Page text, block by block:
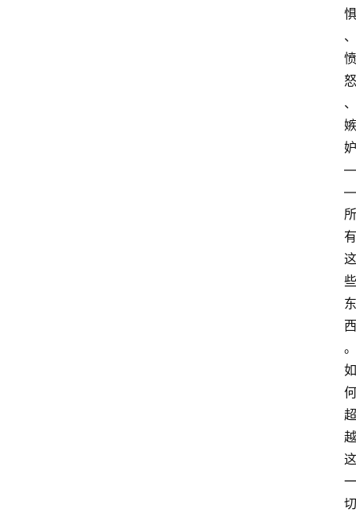
惧
、
愤
怒
、
嫉
妒
—
—
所
有
这
些
东
西
。
如
何
超
越
这
一
切